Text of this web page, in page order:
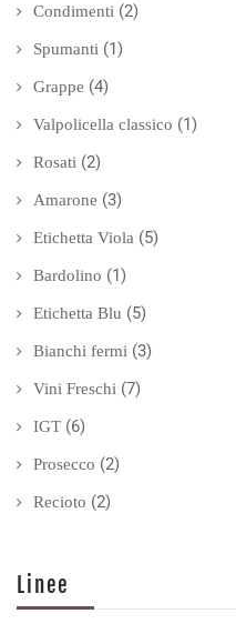
Condimenti (2)
Spumanti (1)
Grappe (4)
Valpolicella classico (1)
Rosati (2)
Amarone (3)
Etichetta Viola (5)
Bardolino (1)
Etichetta Blu (5)
Bianchi fermi (3)
Vini Freschi (7)
IGT (6)
Prosecco (2)
Recioto (2)
Linee